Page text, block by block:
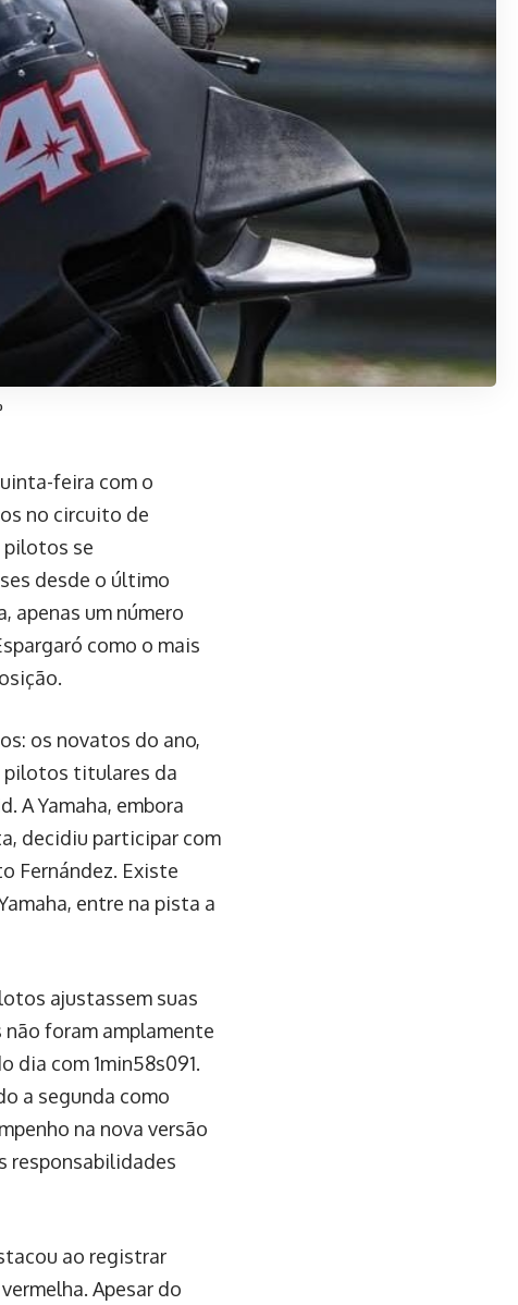
feira com o
no circuito de
pilotos se
desde o último
apenas um número
como o mais
os novatos do ano,
pilotos titulares da
A Yamaha, embora
decidiu participar com
Fernández. Existe
entre na pista a
ajustassem suas
foram amplamente
dia com 1min58s091.
a segunda como
na nova versão
responsabilidades
ao registrar
Apesar do